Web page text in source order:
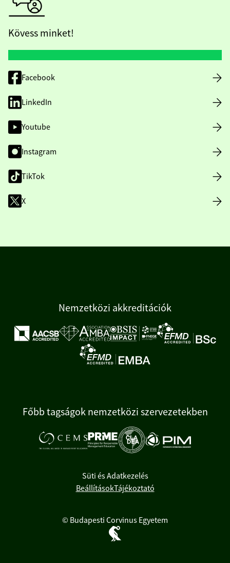
Kövess minket!
Facebook
LinkedIn
Youtube
Instagram
TikTok
X
Nemzetközi akkreditációk
Főbb tagságok nemzetközi szervezetekben
Süti és Adatkezelés
BeállításokTájékoztató
© Budapesti Corvinus Egyetem